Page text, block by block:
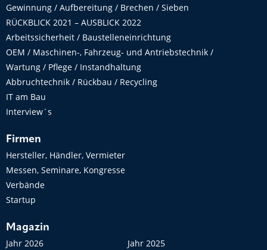
Gewinnung / Aufbereitung / Brechen / Sieben
RÜCKBLICK 2021 – AUSBLICK 2022
Arbeitssicherheit / Baustelleneinrichtung
OEM / Maschinen-, Fahrzeug- und Antriebstechnik /
Wartung / Pflege / Instandhaltung
Abbruchtechnik / Rückbau / Recycling
IT am Bau
Interview´s
Firmen
Hersteller, Händler, Vermieter
Messen, Seminare, Kongresse
Verbände
Startup
Magazin
Jahr 2026
Jahr 2025